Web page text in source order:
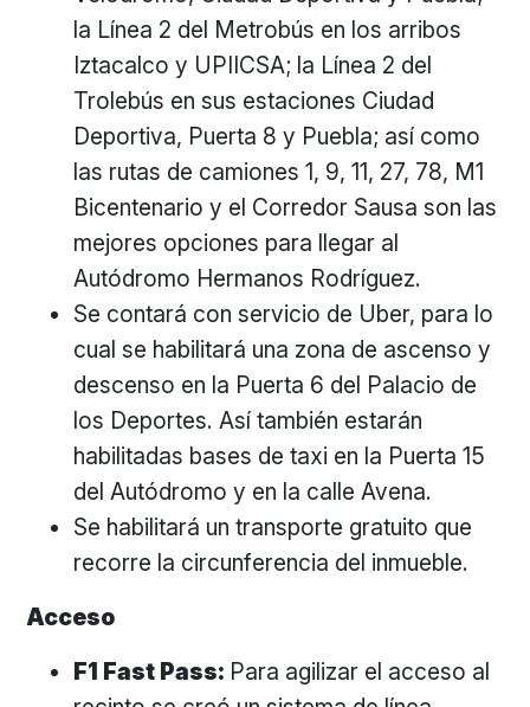
la Línea 2 del Metrobús en los arribos
Iztacalco y UPIICSA; la Línea 2 del
Trolebús en sus estaciones Ciudad
Deportiva, Puerta 8 y Puebla; así como
las rutas de camiones 1, 9, 11, 27, 78, M1
Bicentenario y el Corredor Sausa son las
mejores opciones para llegar al
Autódromo Hermanos Rodríguez.
Se contará con servicio de Uber, para lo
cual se habilitará una zona de ascenso y
descenso en la Puerta 6 del Palacio de
los Deportes. Así también estarán
habilitadas bases de taxi en la Puerta 15
del Autódromo y en la calle Avena.
Se habilitará un transporte gratuito que
recorre la circunferencia del inmueble.
Acceso
F1 Fast Pass: Para agilizar el acceso al